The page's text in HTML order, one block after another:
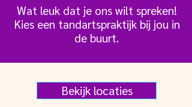
Wat leuk dat je ons wilt spreken!
Kies een tandartspraktijk bij jou in
de buurt.
Bekijk locaties